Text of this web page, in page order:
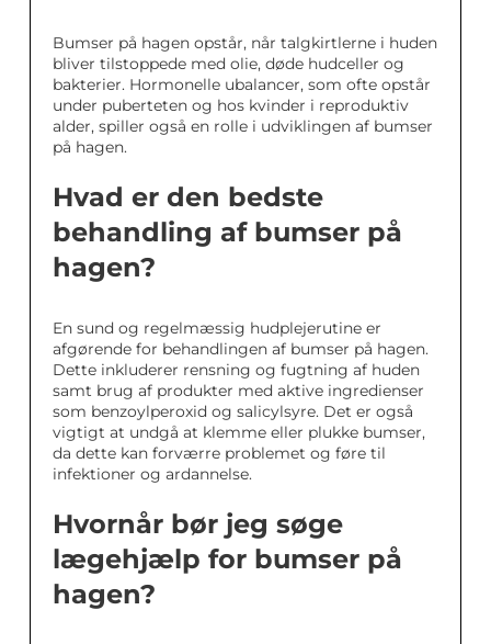
Bumser på hagen opstår, når talgkirtlerne i huden
bliver tilstoppede med olie, døde hudceller og
bakterier. Hormonelle ubalancer, som ofte opstår
under puberteten og hos kvinder i reproduktiv
alder, spiller også en rolle i udviklingen af bumser
på hagen.
Hvad er den bedste
behandling af bumser på
hagen?
En sund og regelmæssig hudplejerutine er
afgørende for behandlingen af bumser på hagen.
Dette inkluderer rensning og fugtning af huden
samt brug af produkter med aktive ingredienser
som benzoylperoxid og salicylsyre. Det er også
vigtigt at undgå at klemme eller plukke bumser,
da dette kan forværre problemet og føre til
infektioner og ardannelse.
Hvornår bør jeg søge
lægehjælp for bumser på
hagen?